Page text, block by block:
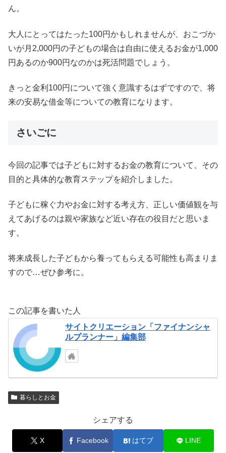
ん。
大人にとってはたった100円かもしれませんが、おこづか
いが月2,000円の子どもの場合は自由に使えるお金が1,000
円あるのか900円なのかは死活問題でしょう。
きっと金利100円について強く意識するはずですので、将
来の安易な借金等についての教育になります。
さいごに
今回の記事では子どもに対するお金の教育について、その
目的と具体的な教育ステップを紹介しました。
子どもに稼ぐ力やお金に対する考え方、正しい価値観を与
えてあげるのは親や家族など近い存在の役目だと思いま
す。
将来成長した子どもから養ってもらえる可能性も高まりま
すので…ぜひ参考に。
この記事を書いた人
サイトクリエーション「ファイナンシャ
ルプランナー」編集部
暮らしとお金
シェアする
X Facebook はてブ LINE